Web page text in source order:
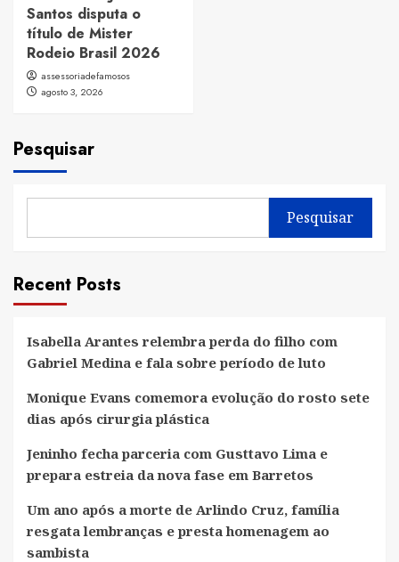
Santos disputa o
título de Mister
Rodeio Brasil 2026
assessoriadefamosos
agosto 3, 2026
Pesquisar
Pesquisar
Recent Posts
Isabella Arantes relembra perda do filho com
Gabriel Medina e fala sobre período de luto
Monique Evans comemora evolução do rosto sete
dias após cirurgia plástica
Jeninho fecha parceria com Gusttavo Lima e
prepara estreia da nova fase em Barretos
Um ano após a morte de Arlindo Cruz, família
resgata lembranças e presta homenagem ao
sambista